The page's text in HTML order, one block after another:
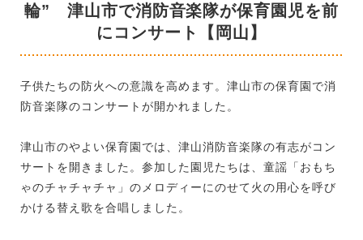
輪” 津山市で消防音楽隊が保育園児を前
にコンサート【岡山】
子供たちの防火への意識を高めます。津山市の保育園で消
防音楽隊のコンサートが開かれました。
津山市のやよい保育園では、津山消防音楽隊の有志がコン
サートを開きました。参加した園児たちは、童謡「おもち
ゃのチャチャチャ」のメロディーにのせて火の用心を呼び
かける替え歌を合唱しました。